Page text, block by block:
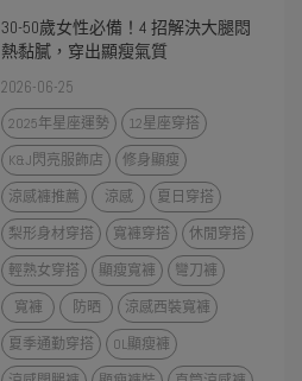
30-50歲女性必備！4 招解決大腿悶
熱黏膩，穿出顯瘦氣質
2026-06-25
2025年星座運勢
12星座穿搭
K&J閃亮服飾店
修身顯瘦
涼感褲推薦
涼感
夏日穿搭
梨形身材穿搭
寬褲穿搭
休閒穿搭
輕熟女穿搭
顯瘦寬褲
彎刀褲
寬褲
防晒
涼感西裝寬褲
夏季通勤穿搭
OL顯瘦褲